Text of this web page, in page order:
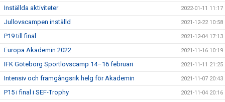
Inställda aktiviteter 2022-01-11 11:17
Jullovscampen inställd 2021-12-22 10:58
P19 till final 2021-12-04 17:13
Europa Akademin 2022 2021-11-16 10:19
IFK Göteborg Sportlovscamp 14–16 februari 2021-11-11 21:25
Intensiv och framgångsrik helg för Akademin 2021-11-07 20:43
P15 i final i SEF-Trophy 2021-11-04 20:16